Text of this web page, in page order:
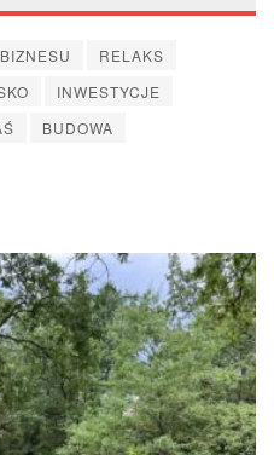
RELAKS
INWESTYCJE
BUDOWA